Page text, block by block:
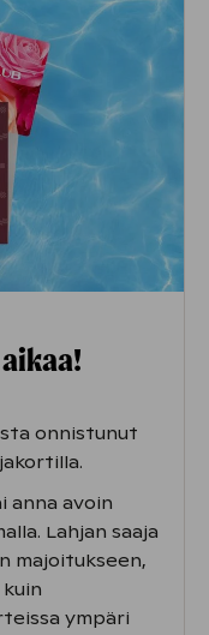
onnistunut
anna avoin
Lahjan saaja
majoitukseen,
ympäri